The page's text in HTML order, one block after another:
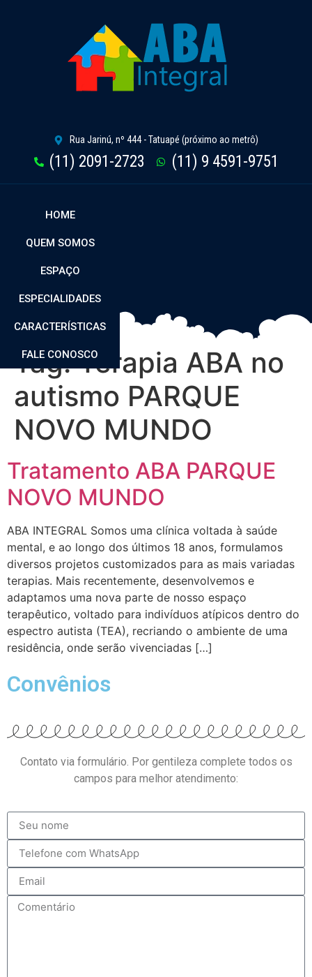
Rua Jarinú, nº 444 - Tatuapé (próximo ao metrô)
(11) 2091-2723 (11) 9 4591-9751
HOME
QUEM SOMOS
ESPAÇO
ESPECIALIDADES
CARACTERÍSTICAS
FALE CONOSCO
Tag:Terapia ABA no
autismo PARQUE
NOVO MUNDO
Tratamento ABA PARQUE
NOVO MUNDO
ABA INTEGRAL Somos uma clínica voltada à saúde
mental, e ao longo dos últimos 18 anos, formulamos
diversos projetos customizados para as mais variadas
terapias. Mais recentemente, desenvolvemos e
adaptamos uma nova parte de nosso espaço
terapêutico, voltado para indivíduos atípicos dentro do
espectro autista (TEA), recriando o ambiente de uma
residência, onde serão vivenciadas […]
Convênios
Contato via formulário. Por gentileza complete todos os
campos para melhor atendimento: